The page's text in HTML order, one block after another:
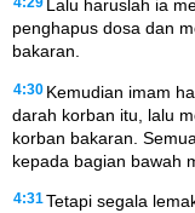
4:29 Lalu haruslah ia
penghapus dosa dan
bakaran.
4:30 Kemudian imam
darah korban itu, lalu
korban bakaran.
kepada bagian bawah
4:31 Tetapi segala